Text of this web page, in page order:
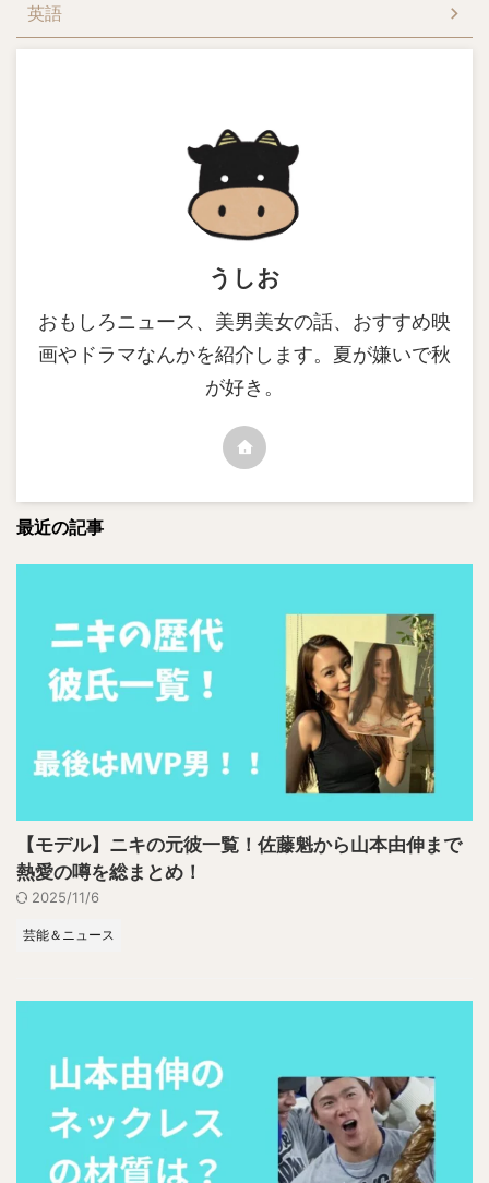
英語
うしお
おもしろニュース、美男美女の話、おすすめ映
画やドラマなんかを紹介します。夏が嫌いで秋
が好き。
最近の記事
【モデル】ニキの元彼一覧！佐藤魁から山本由伸まで
熱愛の噂を総まとめ！
2025/11/6
芸能＆ニュース